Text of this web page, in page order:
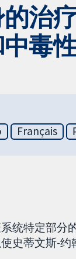
治
毒
Français
统特定部分
史蒂文斯-约